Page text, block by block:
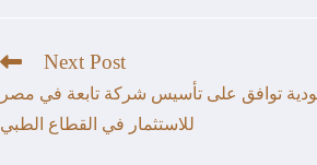
Next Post
توافق على تأسيس شركة تابعة في مصر
للاستثمار في القطاع الطبي